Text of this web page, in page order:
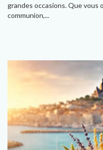
grandes occasions. Que vous
communion,...